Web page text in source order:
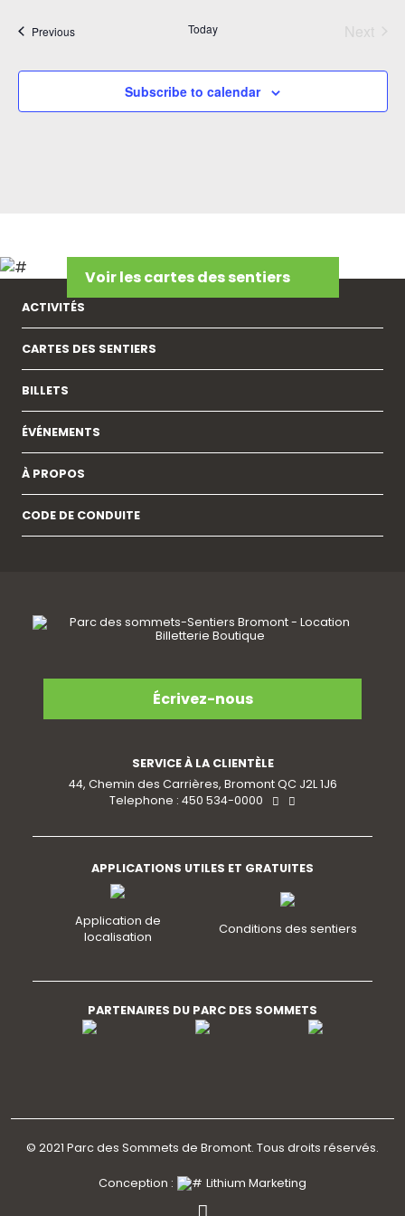
PreviousEvents Today
Next
Subscribe to calendar
Voir les cartes des sentiers
ACTIVITÉS
CARTES DES SENTIERS
BILLETS
ÉVÉNEMENTS
À PROPOS
CODE DE CONDUITE
Écrivez-nous
SERVICE À LA CLIENTÈLE
44, Chemin des Carrières, Bromont QC J2L 1J6
Telephone : 450 534-0000
APPLICATIONS UTILES ET GRATUITES
Application de
localisation
Conditions des sentiers
PARTENAIRES DU PARC DES SOMMETS
© 2021 Parc des Sommets de Bromont. Tous droits réservés.
Conception : Lithium Marketing